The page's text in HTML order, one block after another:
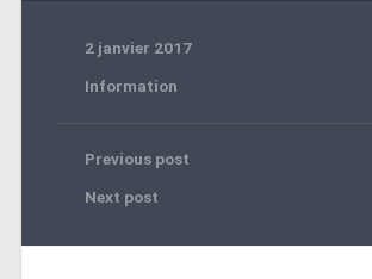
2 janvier 2017
Information
Previous post
Next post